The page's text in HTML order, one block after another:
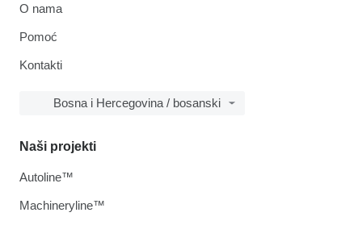
O nama
Pomoć
Kontakti
Bosna i Hercegovina / bosanski
Naši projekti
Autoline™
Machineryline™